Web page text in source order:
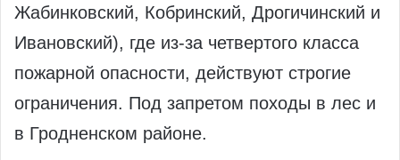
Жабинковский, Кобринский, Дрогичинский и
Ивановский), где из-за четвертого класса
пожарной опасности, действуют строгие
ограничения. Под запретом походы в лес и
в Гродненском районе.